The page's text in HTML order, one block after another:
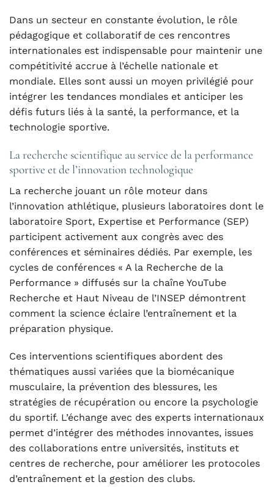
Dans un secteur en constante évolution, le rôle
pédagogique et collaboratif de ces rencontres
internationales est indispensable pour maintenir une
compétitivité accrue à l’échelle nationale et
mondiale. Elles sont aussi un moyen privilégié pour
intégrer les tendances mondiales et anticiper les
défis futurs liés à la santé, la performance, et la
technologie sportive.
La recherche scientifique au service de la performance
sportive et de l’innovation technologique
La recherche jouant un rôle moteur dans
l’innovation athlétique, plusieurs laboratoires dont le
laboratoire Sport, Expertise et Performance (SEP)
participent activement aux congrès avec des
conférences et séminaires dédiés. Par exemple, les
cycles de conférences « A la Recherche de la
Performance » diffusés sur la chaîne YouTube
Recherche et Haut Niveau de l’INSEP démontrent
comment la science éclaire l’entraînement et la
préparation physique.
Ces interventions scientifiques abordent des
thématiques aussi variées que la biomécanique
musculaire, la prévention des blessures, les
stratégies de récupération ou encore la psychologie
du sportif. L’échange avec des experts internationaux
permet d’intégrer des méthodes innovantes, issues
des collaborations entre universités, instituts et
centres de recherche, pour améliorer les protocoles
d’entraînement et la gestion des clubs.